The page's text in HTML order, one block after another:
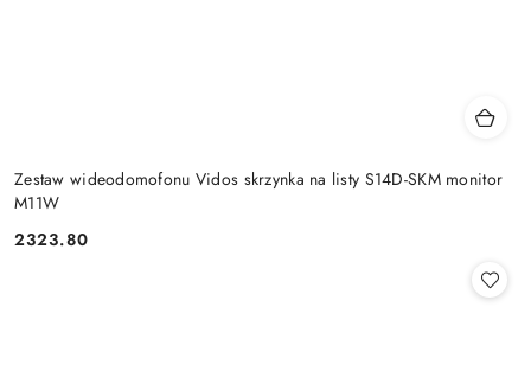
Zestaw wideodomofonu Vidos skrzynka na listy S14D-SKM monitor
M11W
Cena:
2323.80